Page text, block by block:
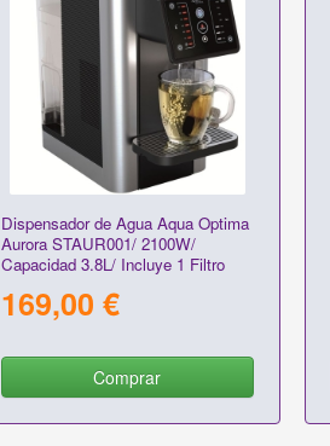
Dispensador de Agua Aqua Optima
Aurora STAUR001/ 2100W/
Capacidad 3.8L/ Incluye 1 Filtro
169,00 €
Comprar